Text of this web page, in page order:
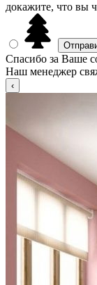
докажите, что вы
Спасибо за Ваше
Наш менеджер